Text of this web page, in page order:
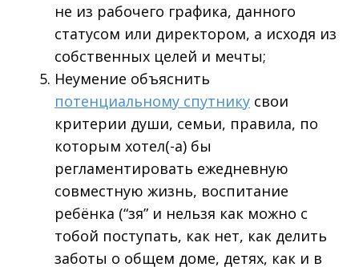
не из рабочего графика, данного
статусом или директором, а исходя из
собственных целей и мечты;
Неумение объяснить
потенциальному спутнику свои
критерии души, семьи, правила, по
которым хотел(-а) бы
регламентировать ежедневную
совместную жизнь, воспитание
ребёнка (“зя” и нельзя как можно с
тобой поступать, как нет, как делить
заботы о общем доме, детях, как и в